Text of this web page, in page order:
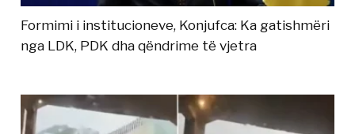
Formimi i institucioneve, Konjufca: Ka gatishmëri
nga LDK, PDK dha qëndrime të vjetra